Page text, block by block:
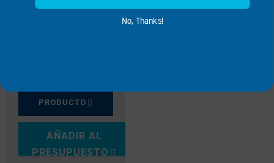
PRODUCTO
AÑADIR AL
PRESUPUESTO
No, Thanks!